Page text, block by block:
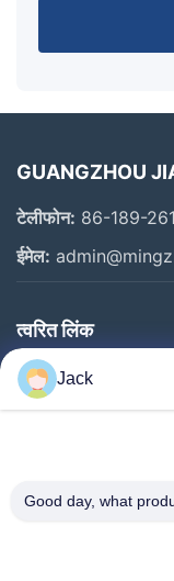
GUANGZHOU
टेलीफोन: 86-189-
ईमेल:
त्वरित लिंक
घर
उत्पाद
कारखाने का दौरा
Jack
Good day, what